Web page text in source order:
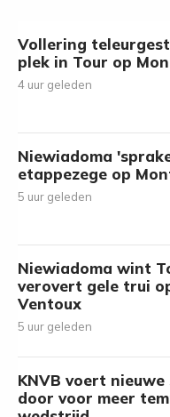
Vollering
plek in Tour op
4 uur geleden
Niewiadoma
etappezege op
5 uur geleden
Niewiadoma wint
verovert gele trui
Ventoux
5 uur geleden
KNVB voert
door voor meer